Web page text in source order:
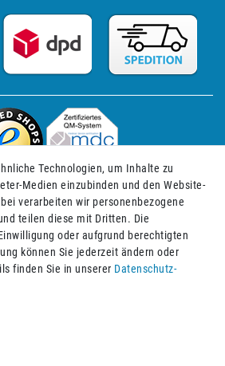
AGB
Technologien, um Inhalte zu
Medien einzubinden und den Website-
verarbeiten wir personenbezogene
teilen diese mit Dritten. Die
oder aufgrund berechtigten
können Sie jederzeit ändern oder
finden Sie in unserer Daten­schutz­